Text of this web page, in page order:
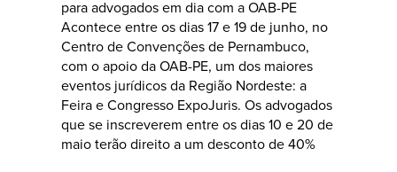
Acontece entre os dias 17 e 19 de junho, no
Centro de Convenções de Pernambuco,
com o apoio da OAB-PE, um dos maiores
eventos jurídicos da Região Nordeste: a
Feira e Congresso ExpoJuris. Os advogados
que se inscreverem entre os dias 10 e 20 de
maio terão direito a um desconto de 40%